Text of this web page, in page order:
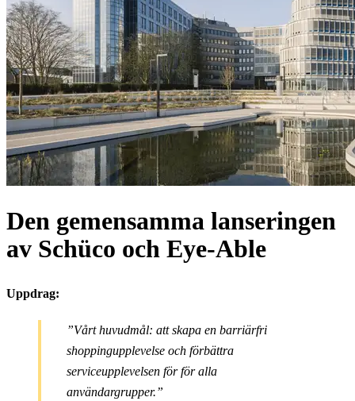
Den gemensamma lanseringen
av Schüco och Eye-Able
Uppdrag:
”Vårt huvudmål: att skapa en barriärfri
shoppingupplevelse och förbättra
serviceupplevelsen förför alla
användargrupper.”